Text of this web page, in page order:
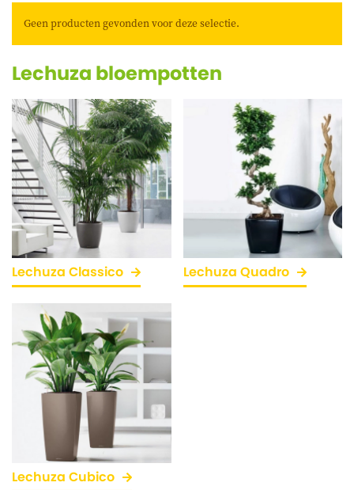
Geen producten gevonden voor deze selectie.
Lechuza bloempotten
Lechuza Classico Lechuza Quadro
Lechuza Cubico